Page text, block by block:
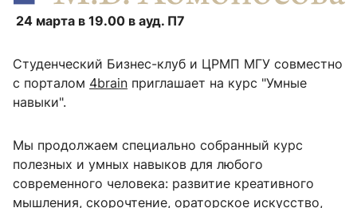
24 марта в 19.00 в ауд. П7
Студенческий Бизнес-клуб и ЦРМП МГУ совместно
с порталом 4brain приглашает на курс "Умные
навыки".
Мы продолжаем специально собранный курс
полезных и умных навыков для любого
современного человека: развитие креативного
мышления, скорочтение, ораторское искусство,